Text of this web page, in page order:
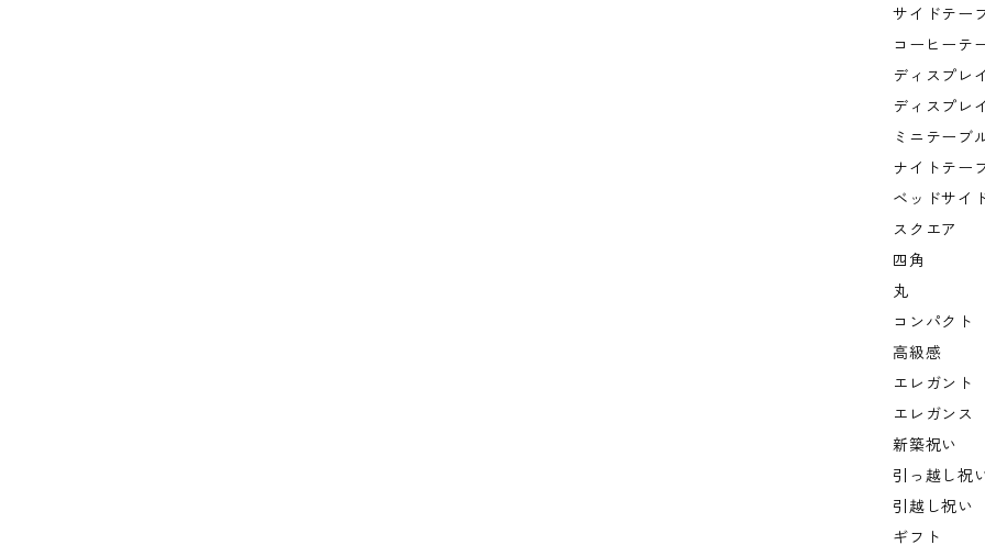
サイドテー
コーヒーテ
ディスプレ
ディスプレ
ミニテーブ
ナイトテー
ベッドサイ
スクエア
四角
丸
コンパクト
高級感
エレガント
エレガンス
新築祝い
引っ越し祝
引越し祝い
ギフト